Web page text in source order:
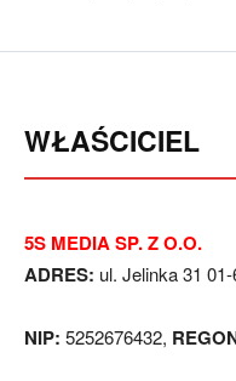
WŁAŚCICIEL
5S MEDIA SP. Z O.O.
ADRES: ul. Jelinka 31
NIP: 5252676432,